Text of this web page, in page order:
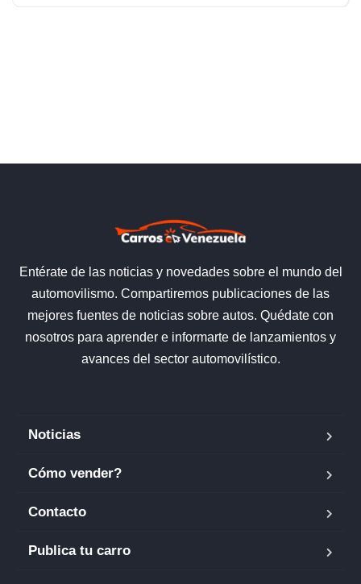
Entérate de las noticias y novedades sobre el mundo del
automovilismo. Compartiremos publicaciones de las
mejores fuentes de noticias sobre autos. Quédate con
nosotros para aprender e informarte de lanzamientos y
avances del sector automovilístico.
Noticias
Cómo vender?
Contacto
Publica tu carro